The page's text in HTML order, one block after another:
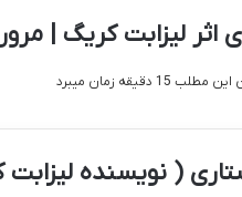
اثر لیزابت کریگ |
15 دقیقه زمان میبرد
( نویسنده